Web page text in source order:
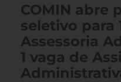
COMIN abre
seletivo para
Assessoria
1 vaga de